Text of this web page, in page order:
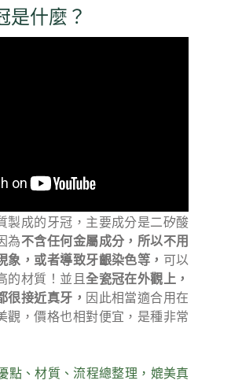
是什麼？
製成的牙冠，主要成分是二矽酸
為不含任何金屬成分，所以不用
象，或者導致牙齦染色等， 可以
的材質！並且全瓷冠在外觀上，
很接近真牙， 因此相當適合用在
觀，價格也相對便宜，是種非常
點、材質、流程總整理，媲美真